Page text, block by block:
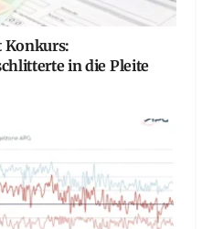
Konkurs:
in die Pleite